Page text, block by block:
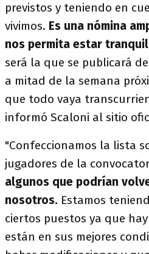
previstos y teniendo en
vivimos. Es una nómina
nos permita estar
será la que se publicará
a mitad de la semana
que todo vaya
informó Scaloni al sitio
"Confeccionamos la lista
jugadores de la
algunos que podrían
nosotros. Estamos
ciertos puestos ya que
están en sus mejores